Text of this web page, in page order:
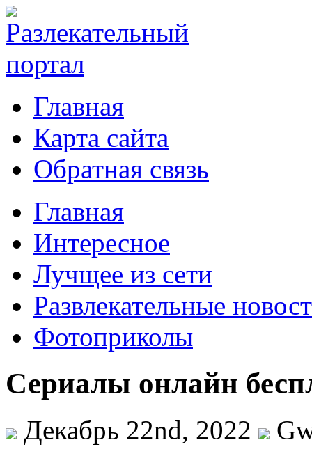
Главная
Карта сайта
Обратная связь
Главная
Интересное
Лучщее из сети
Развлекательные
Фотоприколы
Сериалы онлайн
Декабрь 22nd, 2022